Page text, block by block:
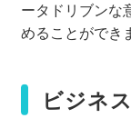
ータドリブンな
めることができ
ビジネ